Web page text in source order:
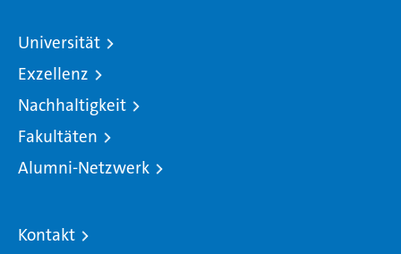
Universität
Exzellenz
Nachhaltigkeit
Fakultäten
Alumni-Netzwerk
Kontakt